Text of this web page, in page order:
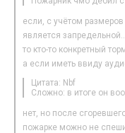
если, с учётом размеров
является запредельной…
то кто-то конкретный
а если иметь ввиду
Цитата: Nbf
Сложно: в итоге он
нет, но после
пожарке можно не